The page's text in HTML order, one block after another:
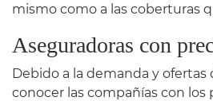
mismo como a las coberturas
Aseguradoras con
Debido a la demanda y ofertas
conocer las compañías con los